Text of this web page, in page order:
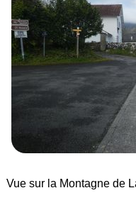
Vue sur la Montagne de